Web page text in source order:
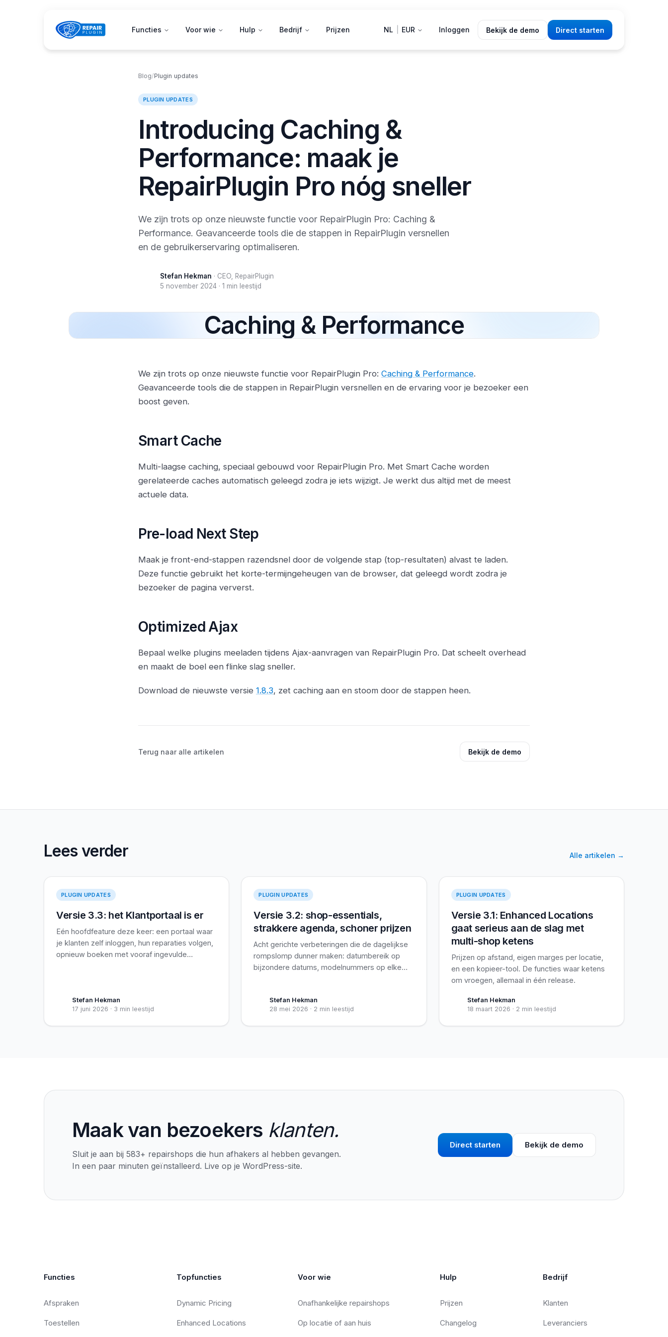
Functies Voor wie Hulp Bedrijf Prijzen NL EUR Inloggen Bekijk de demo Direct starten
Blog/Plugin updates
PLUGIN UPDATES
Introducing Caching &
Performance: maak je
RepairPlugin Pro nóg sneller
We zijn trots op onze nieuwste functie voor RepairPlugin Pro: Caching &
Performance. Geavanceerde tools die de stappen in RepairPlugin versnellen
en de gebruikerservaring optimaliseren.
Stefan Hekman · CEO, RepairPlugin
5 november 2024 · 1 min leestijd
Caching & Performance
We zijn trots op onze nieuwste functie voor RepairPlugin Pro: Caching & Performance.
Geavanceerde tools die de stappen in RepairPlugin versnellen en de ervaring voor je bezoeker een
boost geven.
Smart Cache
Multi-laagse caching, speciaal gebouwd voor RepairPlugin Pro. Met Smart Cache worden
gerelateerde caches automatisch geleegd zodra je iets wijzigt. Je werkt dus altijd met de meest
actuele data.
Pre-load Next Step
Maak je front-end-stappen razendsnel door de volgende stap (top-resultaten) alvast te laden.
Deze functie gebruikt het korte-termijngeheugen van de browser, dat geleegd wordt zodra je
bezoeker de pagina ververst.
Optimized Ajax
Bepaal welke plugins meeladen tijdens Ajax-aanvragen van RepairPlugin Pro. Dat scheelt overhead
en maakt de boel een flinke slag sneller.
Download de nieuwste versie 1.8.3, zet caching aan en stoom door de stappen heen.
Terug naar alle artikelen Bekijk de demo
Lees verder Alle artikelen →
PLUGIN UPDATES
Versie 3.3: het Klantportaal is er
Eén hoofdfeature deze keer: een portaal waar
je klanten zelf inloggen, hun reparaties volgen,
opnieuw boeken met vooraf ingevulde
handig voor iedereen.
Stefan Hekman
17 juni 2026 · 3 min leestijd
PLUGIN UPDATES
Versie 3.2: shop-essentials,
strakkere agenda, schoner prijzen
Acht gerichte verbeteringen die de dagelijkse
rompslomp dunner maken: datumbereik op
bijzondere datums, modelnummers op elke
en btw die je klant elke dag ziet.
Stefan Hekman
28 mei 2026 · 2 min leestijd
PLUGIN UPDATES
Versie 3.1: Enhanced Locations
gaat serieus aan de slag met
multi-shop ketens
Prijzen op afstand, eigen marges per locatie,
en een kopieer-tool. De functies waar ketens
om vroegen, allemaal in één release.
Stefan Hekman
18 maart 2026 · 2 min leestijd
Maak van bezoekers klanten.
Sluit je aan bij 583+ repairshops die hun afhakers al hebben gevangen.
In een paar minuten geïnstalleerd. Live op je WordPress-site.
Direct starten Bekijk de demo
Functies
Afspraken
Toestellen
Topfuncties
Dynamic Pricing
Enhanced Locations
Voor wie
Onafhankelijke repairshops
Op locatie of aan huis
Hulp
Prijzen
Changelog
Bedrijf
Klanten
Leveranciers